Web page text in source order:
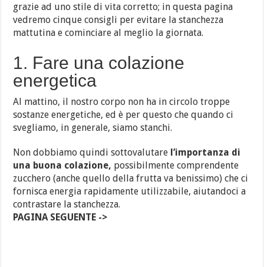
grazie ad uno stile di vita corretto; in questa pagina
vedremo cinque consigli per evitare la stanchezza
mattutina e cominciare al meglio la giornata.
1. Fare una colazione
energetica
Al mattino, il nostro corpo non ha in circolo troppe
sostanze energetiche, ed è per questo che quando ci
svegliamo, in generale, siamo stanchi.
Non dobbiamo quindi sottovalutare l’importanza di
una buona colazione, possibilmente comprendente
zucchero (anche quello della frutta va benissimo) che ci
fornisca energia rapidamente utilizzabile, aiutandoci a
contrastare la stanchezza.
PAGINA SEGUENTE ->